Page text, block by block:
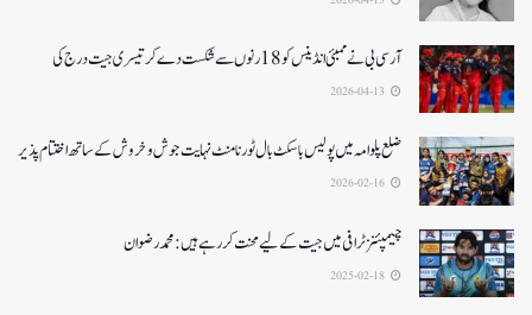
آرسی بی نے ممبئی انڈینس کو 18 رنوں سے شکست دے کر تیسری جیت درج کی
ضلع پلوامہ میں پولیس باسکٹ بال ٹورنامنٹ نہایت جوش و خروش کے ساتھ اختتام پذیر
چیمپئنز ٹرافی میں جیت کے لیے محنت کر رہے ہیں :محمد رضوان